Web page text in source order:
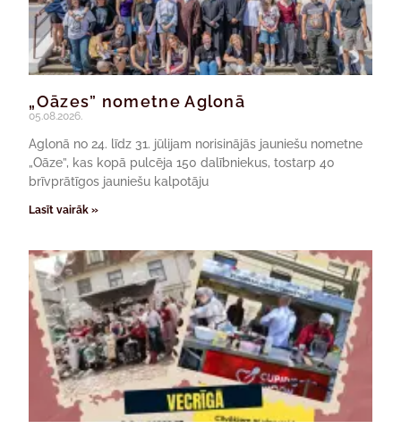
„Oāzes” nometne Aglonā
05.08.2026.
Aglonā no 24. līdz 31. jūlijam norisinājās jauniešu nometne
„Oāze”, kas kopā pulcēja 150 dalībniekus, tostarp 40
brīvprātīgos jauniešu kalpotāju
Lasīt vairāk »